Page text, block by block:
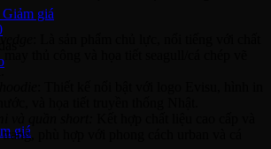
may thủ công và họa tiết seagull/cá chép vẽ
phù hợp với phong cách urban và cá